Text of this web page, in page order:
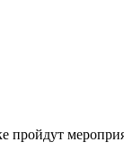
пройдут